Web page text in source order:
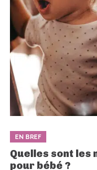
EN BREF
Quelles sont les
pour bébé ?